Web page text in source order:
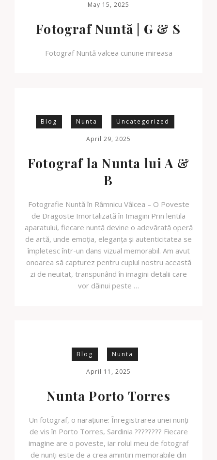
May 15, 2025
Fotograf Nuntă | G & S
Fotograf Nuntă valcea cunune mireasa
Blog Nunta Uncategorized
April 29, 2025
Fotograf la Nunta lui A &
B
Fotografie Nuntă în Râmnicu Vâlcea – O Poveste
de Dragoste Imortalizată în Imagini Prin lentila
aparatului, fiecare nuntă devine o adevărată operă
de artă, unde emoția, eleganța și autenticitatea se
împletesc într-un dans vizual memorabil. Am avut
onoarea să capturez pentru cuplul nostru această
zi de neuitat, transpunând în imagini detalii care
vor dăinui peste …
Blog Nunta
April 11, 2025
Nunta Porto Torres
Un fotograf, o narațiune: Înregistrarea unei nunți
de vis în Porto Torres, Sardinia ???????? Fiecare
imagine are o poveste, iar rolul meu de fotograf
de nunți este de a crea amintiri memorabile din